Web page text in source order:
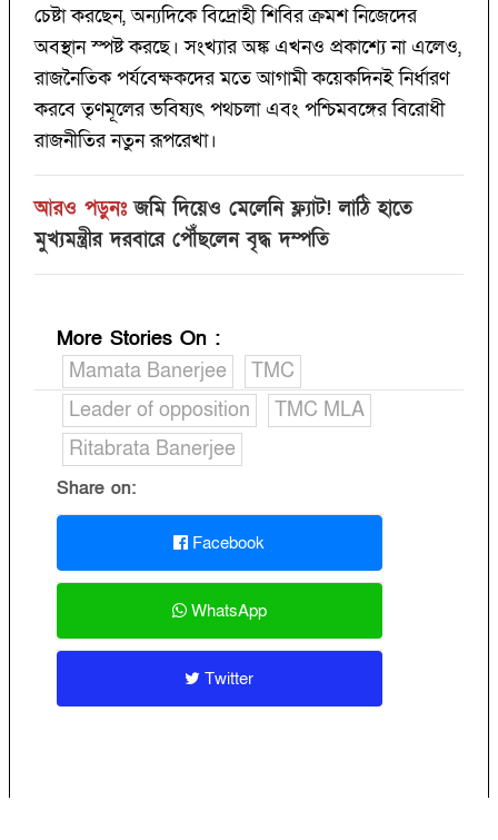
চেষ্টা করছেন, অন্যদিকে বিদ্রোহী শিবির ক্রমশ নিজেদের
অবস্থান স্পষ্ট করছে। সংখ্যার অঙ্ক এখনও প্রকাশ্যে না এলেও,
রাজনৈতিক পর্যবেক্ষকদের মতে আগামী কয়েকদিনই নির্ধারণ
করবে তৃণমূলের ভবিষ্যৎ পথচলা এবং পশ্চিমবঙ্গের বিরোধী
রাজনীতির নতুন রূপরেখা।
আরও পড়ুনঃ জমি দিয়েও মেলেনি ফ্ল্যাট! লাঠি হাতে
মুখ্যমন্ত্রীর দরবারে পৌঁছলেন বৃদ্ধ দম্পতি
More Stories On :
Mamata Banerjee
TMC
Leader of opposition
TMC MLA
Ritabrata Banerjee
Share on:
Facebook
WhatsApp
Twitter